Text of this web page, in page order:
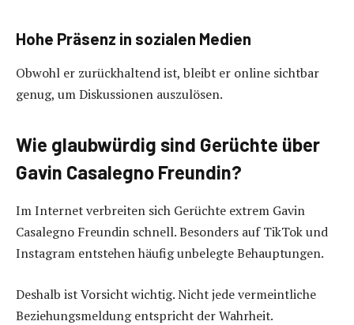
Hohe Präsenz in sozialen Medien
Obwohl er zurückhaltend ist, bleibt er online sichtbar
genug, um Diskussionen auszulösen.
Wie glaubwürdig sind Gerüchte über
Gavin Casalegno Freundin?
Im Internet verbreiten sich Gerüchte extrem Gavin
Casalegno Freundin schnell. Besonders auf TikTok und
Instagram entstehen häufig unbelegte Behauptungen.
Deshalb ist Vorsicht wichtig. Nicht jede vermeintliche
Beziehungsmeldung entspricht der Wahrheit.